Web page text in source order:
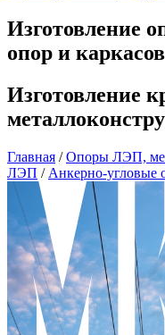
Изготовление
опор и
Изготовление
Главная /Опоры ЛЭП,
ЛЭП / Анкерно-